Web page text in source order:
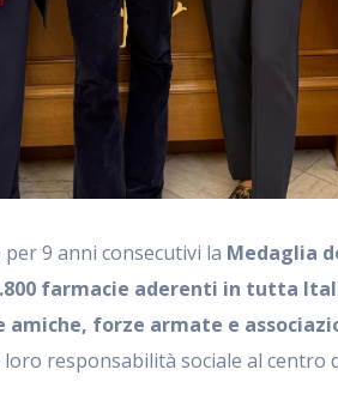
9 anni consecutivi la Medaglia
farmacie aderenti in tutta
amiche, forze armate e
loro responsabilità sociale al centro